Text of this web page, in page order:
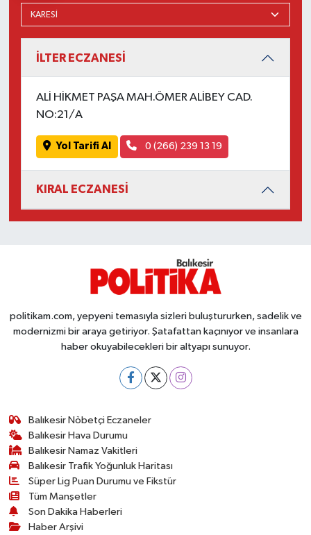
İLTER ECZANESİ
ALİ HİKMET PAŞA MAH.ÖMER ALİBEY CAD.
NO:21/A
Yol Tarifi Al 0 (266) 239 13 19
KIRAL ECZANESİ
politikam.com, yepyeni temasıyla sizleri buluştururken, sadelik ve
modernizmi bir araya getiriyor. Şatafattan kaçınıyor ve insanlara
haber okuyabilecekleri bir altyapı sunuyor.
Balıkesir Nöbetçi Eczaneler
Balıkesir Hava Durumu
Balıkesir Namaz Vakitleri
Balıkesir Trafik Yoğunluk Haritası
Süper Lig Puan Durumu ve Fikstür
Tüm Manşetler
Son Dakika Haberleri
Haber Arşivi
Savaştepe
SEYAHAT
SİYASET
TARİHTE BUGÜN
Trend
YAŞAM